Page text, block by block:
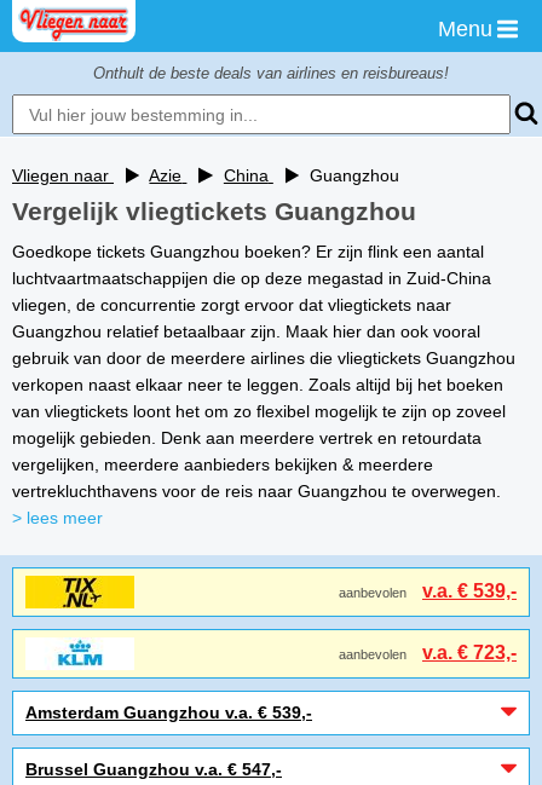
Menu
Onthult de beste deals van airlines en reisbureaus!
Vliegen naar Azie China Guangzhou
Vergelijk vliegtickets Guangzhou
Goedkope tickets Guangzhou boeken? Er zijn flink een aantal
luchtvaartmaatschappijen die op deze megastad in Zuid-China
vliegen, de concurrentie zorgt ervoor dat vliegtickets naar
Guangzhou relatief betaalbaar zijn. Maak hier dan ook vooral
gebruik van door de meerdere airlines die vliegtickets Guangzhou
verkopen naast elkaar neer te leggen. Zoals altijd bij het boeken
van vliegtickets loont het om zo flexibel mogelijk te zijn op zoveel
mogelijk gebieden. Denk aan meerdere vertrek en retourdata
vergelijken, meerdere aanbieders bekijken & meerdere
vertrekluchthavens voor de reis naar Guangzhou te overwegen.
> lees meer
aanbevolen v.a. € 539,-
aanbevolen v.a. € 723,-
Amsterdam Guangzhou v.a. € 539,-
Brussel Guangzhou v.a. € 547,-